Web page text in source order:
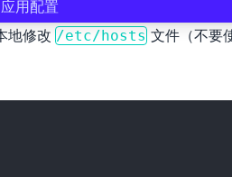
应用配置
地修改 /etc/hosts文件（不要